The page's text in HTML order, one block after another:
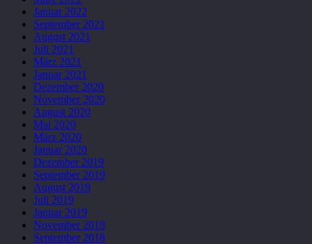
Januar 2022
September 2021
August 2021
Juli 2021
März 2021
Januar 2021
Dezember 2020
November 2020
August 2020
Mai 2020
März 2020
Januar 2020
Dezember 2019
September 2019
August 2019
Juli 2019
Januar 2019
November 2018
September 2018